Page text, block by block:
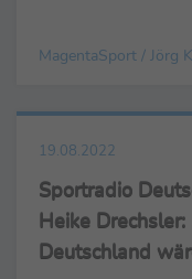
MagentaSport / Jörg
19.08.2022
Sportradio
Heike
Deutschland